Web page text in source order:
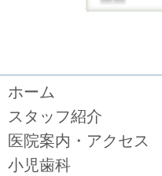
ホーム
スタッフ紹介
医院案内・アクセス
小児歯科